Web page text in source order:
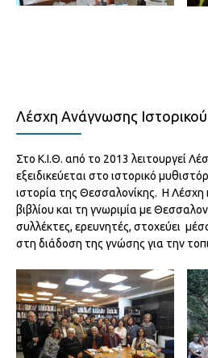
Λέσχη Ανάγνωσης
Στο Κ.Ι.Θ. από το 2013 λειτουργεί
εξειδικεύεται στο ιστορικό
ιστορία της Θεσσαλονίκης. Η
βιβλίου και τη γνωριμία με
συλλέκτες, ερευνητές, στοχεύει
στη διάδοση της γνώσης για την